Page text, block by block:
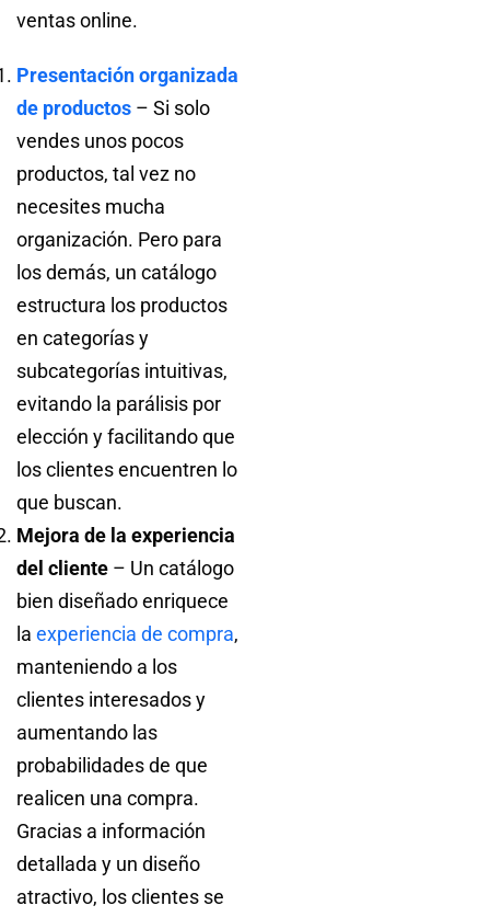
ventas online.
Presentación organizada
de productos – Si solo
vendes unos pocos
productos, tal vez no
necesites mucha
organización. Pero para
los demás, un catálogo
estructura los productos
en categorías y
subcategorías intuitivas,
evitando la parálisis por
elección y facilitando que
los clientes encuentren lo
que buscan.
Mejora de la experiencia
del cliente – Un catálogo
bien diseñado enriquece
la experiencia de compra,
manteniendo a los
clientes interesados y
aumentando las
probabilidades de que
realicen una compra.
Gracias a información
detallada y un diseño
atractivo, los clientes se